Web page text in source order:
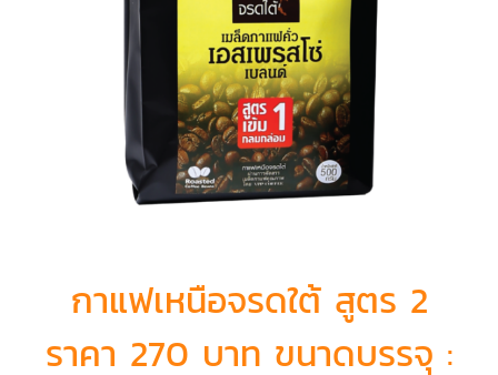
กาแฟเหนือจรดใต้ สูตร 2
ราคา 270 บาท ขนาดบรรจุ :